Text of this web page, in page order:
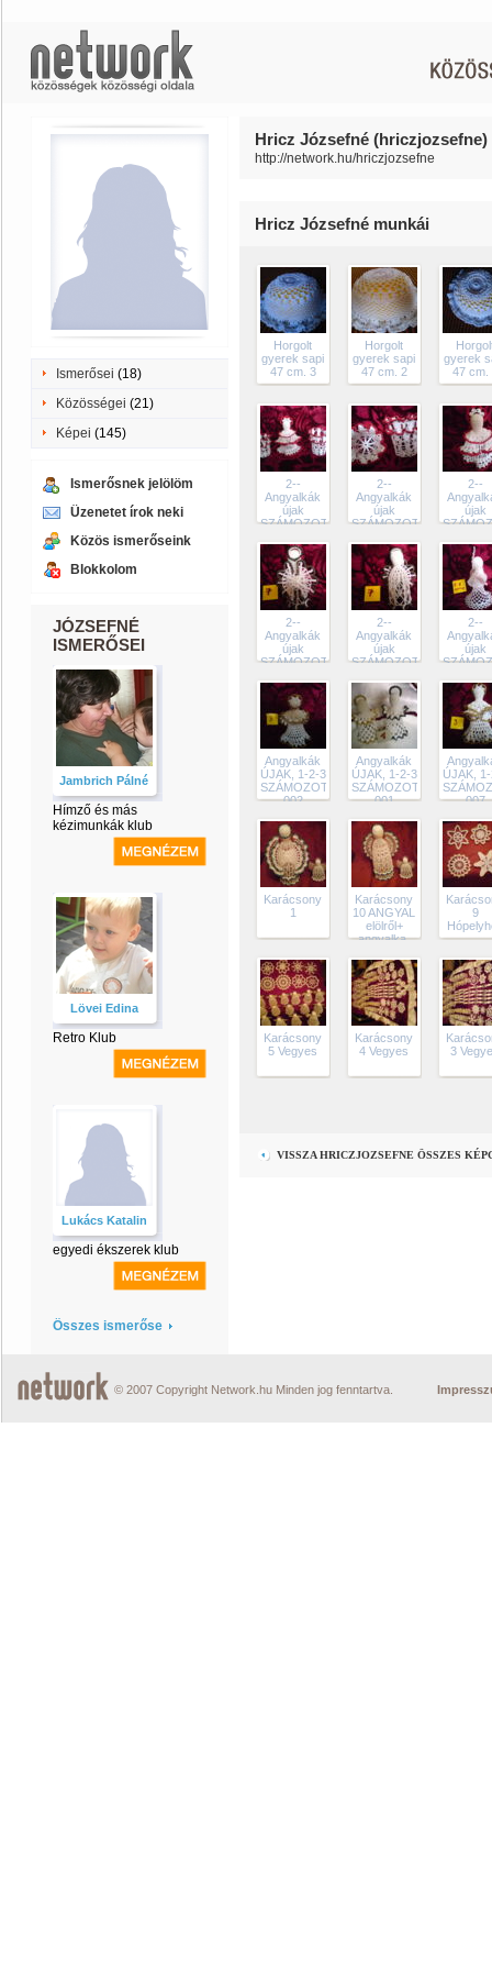
Ismerősei (18)
Közösségei (21)
Képei (145)
Ismerősnek jelölöm
Üzenetet írok neki
Közös ismerőseink
Blokkolom
JÓZSEFNÉ
ISMERŐSEI
Jambrich Pálné
Hímző és más
kézimunkák klub
Lövei Edina
Retro Klub
Lukács Katalin
egyedi ékszerek klub
Összes ismerőse
Hricz Józsefné (hriczjozsefne)
http://network.hu/hriczjozsefne
Hricz Józsefné munkái
Horgolt
gyerek sapi
47 cm. 3
Horgolt
gyerek sapi
47 cm. 2
gyerek
47 cm.
2--
Angyalkák
újak
SZÁMOZOTTAK
015
2--
Angyalkák
újak
SZÁMOZOTTAK
014
2--
újak
013
2--
Angyalkák
újak
SZÁMOZOTTAK
006
2--
Angyalkák
újak
SZÁMOZOTTAK
004
2--
újak
001
Angyalkák
ÚJAK, 1-2-3
SZÁMOZOTTAK
002
Angyalkák
ÚJAK, 1-2-3
SZÁMOZOTTAK
001
ÚJAK,
007
Karácsony
1
Karácsony
10 ANGYAL
elölről+
angyalka.
9
Karácsony
5 Vegyes
Karácsony
4 Vegyes
3
VISSZA HRICZJOZSEFNE ÖSSZES
© 2007 Copyright Network.hu Minden jog fenntartva.